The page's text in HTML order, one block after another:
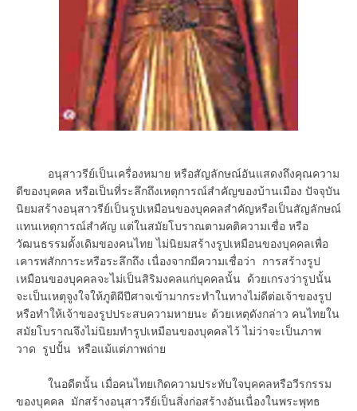
อนุสาวรีย์เป็นเครื่องหมาย หรือสัญลักษณ์อันแสดงถึงคุณความ
ดีของบุคคล หรือเป็นที่ระลึกถึงเหตุการณ์สำคัญของบ้านเมือง ปัจจุบัน
นิยมสร้างอนุสาวรีย์เป็นรูปเหมือนของบุคคลสำคัญหรือเป็นสัญลักษณ์
แทนเหตุการณ์สำคัญ แต่ในสมัยโบราณตามคติความเชื่อ หรือ
วัฒนธรรมดั้งเดิมของคนไทย ไม่นิยมสร้างรูปเหมือนของบุคคลเพื่อ
เคารพสักการะหรือระลึกถึง เนื่องจากมีความเชื่อว่า การสร้างรูป
เหมือนของบุคคลจะไม่เป็นสิริมงคลแก่บุคคลนั้น ด้วยเกรงว่ารูปนั้น
จะเป็นเหตุจูงใจให้ภูติผีปีศาจเข้ามากระทำในทางไม่ดีต่อเจ้าของรูป
หรือทำให้เจ้าของรูปประสบความหายนะ ด้วยเหตุดังกล่าว คนไทยใน
สมัยโบราณจึงไม่นิยมทำรูปเหมือนของบุคคลไว้ ไม่ว่าจะเป็นภาพ
วาด รูปปั้น หรือแม้แต่ภาพถ่าย
ในอดีตนั้น เมื่อคนไทยเกิดความประทับใจบุคคลหรือวีรกรรม
ของบุคคล มักสร้างอนุสาวรีย์เป็นสิ่งก่อสร้างอันเนื่องในพระพุทธ